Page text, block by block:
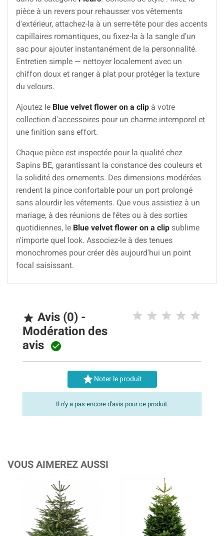
pièce à un revers pour rehausser vos vêtements
d'extérieur, attachez-la à un serre-tête pour des accents
capillaires romantiques, ou fixez-la à la sangle d'un
sac pour ajouter instantanément de la personnalité.
Entretien simple — nettoyer localement avec un
chiffon doux et ranger à plat pour protéger la texture
du velours.
Ajoutez le Blue velvet flower on a clip à votre
collection d'accessoires pour un charme intemporel et
une finition sans effort.
Chaque pièce est inspectée pour la qualité chez
Sapins BE, garantissant la constance des couleurs et
la solidité des ornements. Des dimensions modérées
rendent la pince confortable pour un port prolongé
sans alourdir les vêtements. Que vous assistiez à un
mariage, à des réunions de fêtes ou à des sorties
quotidiennes, le Blue velvet flower on a clip sublime
n'importe quel look. Associez-le à des tenues
monochromes pour créer dès aujourd'hui un point
focal saisissant.
 Avis (0) -
Modération des
avis 
Noter le produit
Il n'y a pas encore d'avis pour ce produit.
VOUS AIMEREZ AUSSI